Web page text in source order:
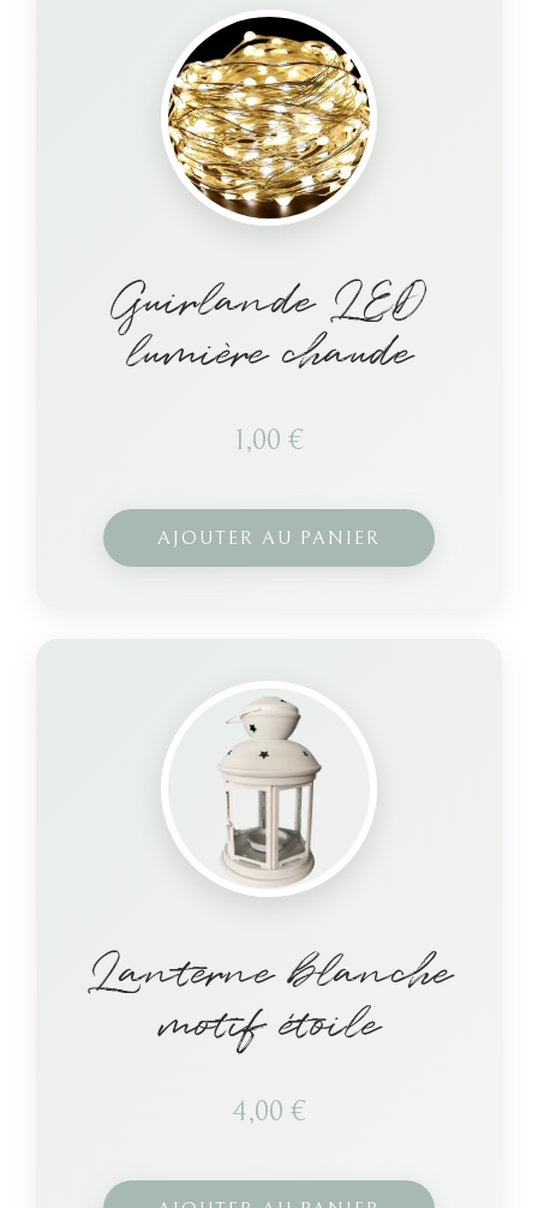
Guirlande LED
lumière chaude
1,00 €
AJOUTER AU PANIER
Lanterne blanche
motif étoile
4,00 €